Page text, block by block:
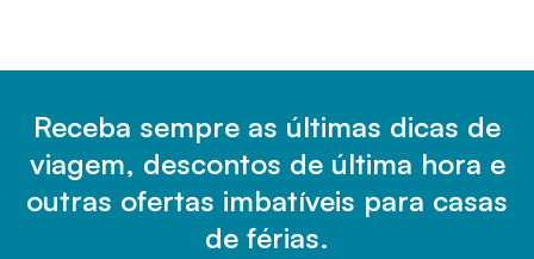
Receba sempre as últimas dicas de
viagem, descontos de última hora e
outras ofertas imbatíveis para casas
de férias.